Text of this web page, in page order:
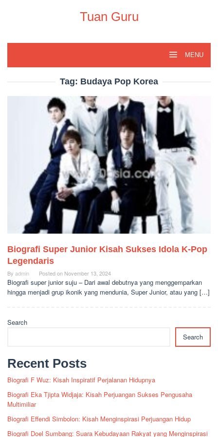
Tuan Guru
MENU
Tag: Budaya Pop Korea
Biografi Super Junior Kisah Sukses Idola K-Pop
Legendaris
By admin Posted on November 13, 2024
Biografi super junior suju – Dari awal debutnya yang menggemparkan
hingga menjadi grup ikonik yang mendunia, Super Junior, atau yang […]
Search
Search
Recent Posts
Biografi F Wuz: Kisah Inspiratif Perjalanan Hidupnya
Biografi Eka Tjipta Widjaja: Kisah Perjuangan Sukses Pengusaha
Multimiliar
Biografi Effendi Simbolon: Kisah Menginspirasi Perjuangan Hidup
Biografi Doel Sumbang: Suara Kebudayaan Rakyat yang Menginspirasi